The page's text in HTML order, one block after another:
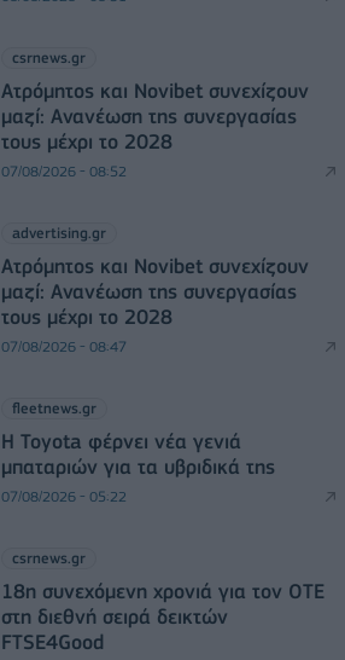
csrnews.gr
Ατρόμητος και Novibet συνεχίζουν
μαζί: Ανανέωση της συνεργασίας
τους μέχρι το 2028
07/08/2026 - 08:52
advertising.gr
Ατρόμητος και Novibet συνεχίζουν
μαζί: Ανανέωση της συνεργασίας
τους μέχρι το 2028
07/08/2026 - 08:47
fleetnews.gr
Η Toyota φέρνει νέα γενιά
μπαταριών για τα υβριδικά της
07/08/2026 - 05:22
csrnews.gr
18η συνεχόμενη χρονιά για τον ΟΤΕ
στη διεθνή σειρά δεικτών
FTSE4Good